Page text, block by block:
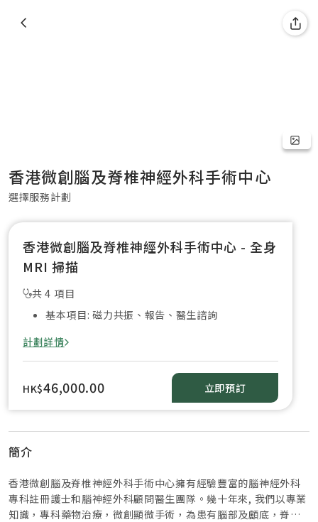
香港微創腦及脊椎神經外科手術中心
選擇服務計劃
香港微創腦及脊椎神經外科手術中心 - 全身
MRI 掃描
共 4 項目
基本項目: 磁力共振、報告、醫生諮詢
計劃詳情
HK$46,000.00 立即預訂
簡介
香港微創腦及脊椎神經外科手術中心擁有經驗豐富的腦神經外科
專科註冊護士和腦神經外科顧問醫生團隊。幾十年來, 我們以專業
知識，專科藥物治療，微創顯微手術，為患有腦部及顱底，脊